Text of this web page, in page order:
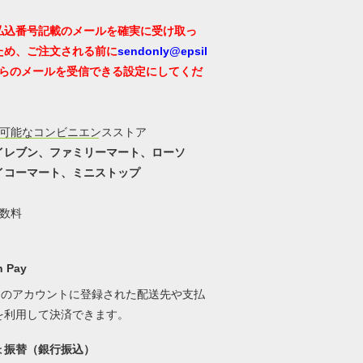
込番号記載のメールを確実に受け取っ
め、ご注文される前にsendonly@epsil
のメールを受信できる設定にしてくだ
能なコンビニエンスストア
レブン、ファミリーマート、ローソ
コーマート、ミニストップ
料
Pay
アカウントに登録された配送先や支払
利用して決済できます。
替（銀行振込）